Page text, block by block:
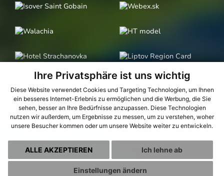
Ihre Privatsphäre ist uns wichtig
Diese Website verwendet Cookies und Targeting Technologien, um Ihnen
ein besseres Internet-Erlebnis zu ermöglichen und die Werbung, die Sie
sehen, besser an Ihre Bedürfnisse anzupassen. Diese Technologien
nutzen wir außerdem, um Ergebnisse zu messen, um zu verstehen, woher
unsere Besucher kommen oder um unsere Website weiter zu entwickeln.
ALLE AKZEPTIEREN Ich lehne ab
Einstellungen ändern
Datenschutz Cookies
webdesign|webex.sk